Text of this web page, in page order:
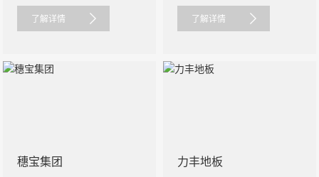
售......
了解详情
力退化等......
了解详情
穗宝集团 力丰地板